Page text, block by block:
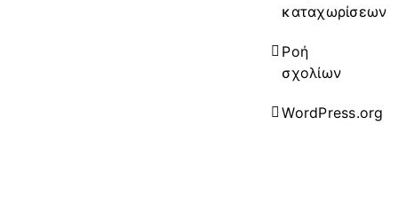
καταχωρίσεων
Ροή
σχολίων
WordPress.org